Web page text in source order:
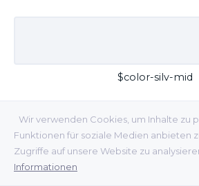
Wir verwenden Cookies, um Inhalte zu
Funktionen für soziale Medien anbieten
Zugriffe auf unsere Website zu
Informationen
$color-silv-mid